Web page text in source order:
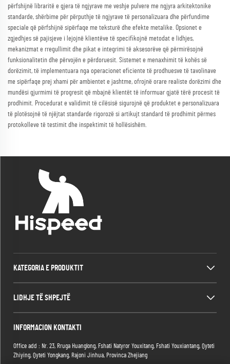
përfshijnë libraritë e gjera të ngjyrave me veshje pulvere me ngjyra arkitektonike
standarde, shërbime për përputhje të ngjyrave të personalizuara dhe përfundime
speciale që përfshijnë sipërfaqe me teksturë dhe efekte metalike. Opsionet e
zgjedhjes së pajisjeve i lejojnë klientëve të specifikojnë metodat e lidhjes,
mekanizmat e rregullimit dhe pikat e integrimi të aksesorëve që përmirësojnë
funksionalitetin dhe përvojën e përdoruesit. Sistemet e menaxhimit të kohës së
dorëzimit, të implementuara nga operacionet eficiente të prodhuesve të tavolinave
me sipërfaqe prej xhami për ambientet e jashtme, ofrojnë orare realiste dorëzimi dhe
mundësi gjurmimi të progresit që mbajnë klientët të informuar gjatë tërë procesit të
prodhimit. Procedurat e validimit të cilësisë sigurojnë që produktet e personalizuara
të plotësojnë të njëjtat standarde rigorozë si artikujt standard të prodhimit përmes
protokolleve të testimit dhe inspektimit të hollësishëm.
KATEGORIA E PRODUKTIT
LIDHJE TË SHPEJTË
INFORMACION KONTAKTI
Office add : Nr. 23, Rruga Huanglong, Fshati Natyror Youxitang, Fshati Youxiantang, Qyteti
Zhiying, Qyteti Yongkang, Rajoni Jinhua, Provinca Zhejiang